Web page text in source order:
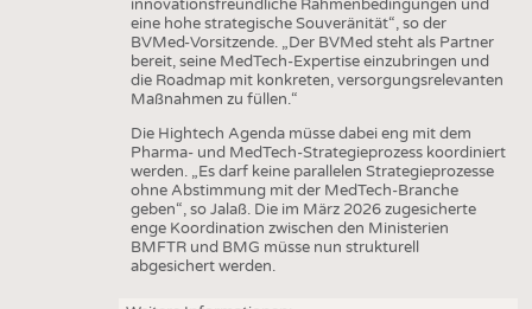
innovationsfreundliche Rahmenbedingungen und
eine hohe strategische Souveränität“, so der
BVMed-Vorsitzende. „Der BVMed steht als Partner
bereit, seine MedTech-Expertise einzubringen und
die Roadmap mit konkreten, versorgungsrelevanten
Maßnahmen zu füllen.“
Die Hightech Agenda müsse dabei eng mit dem
Pharma- und MedTech-Strategieprozess koordiniert
werden. „Es darf keine parallelen Strategieprozesse
ohne Abstimmung mit der MedTech-Branche
geben“, so Jalaß. Die im März 2026 zugesicherte
enge Koordination zwischen den Ministerien
BMFTR und BMG müsse nun strukturell
abgesichert werden.